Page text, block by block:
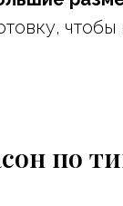
по